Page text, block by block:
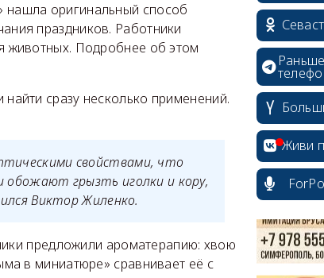
нашла оригинальный способ
праздников. Работники
животных. Подробнее об этом
сразу несколько применений.
свойствами, что
грызть иголки и кору,
Виктор Жиленко.
предложили ароматерапию: хвою
в миниатюре» сравнивает её с
Живи